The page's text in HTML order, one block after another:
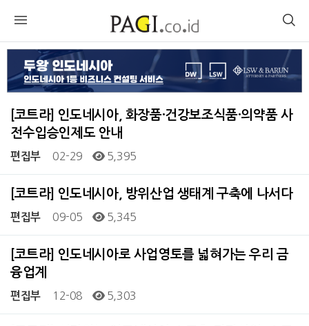
[코트라] 인도네시아, 화장품·건강보조식품·의약품 사
전수입승인제도 안내
편집부 02-29 5,395
[코트라] 인도네시아, 방위산업 생태계 구축에 나서다
편집부 09-05 5,345
[코트라] 인도네시아로 사업영토를 넓혀가는 우리 금
융업계
편집부 12-08 5,303